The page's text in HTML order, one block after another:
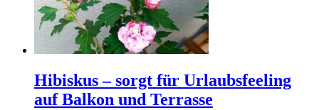
Hibiskus – sorgt für Urlaubsfeeling
auf Balkon und Terrasse